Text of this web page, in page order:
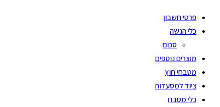
פרטי חשבון
כלי הגשה
סכום
מוצרים נוספים
מטבחי חוץ
ציוד למסעדות
כלי מטבח